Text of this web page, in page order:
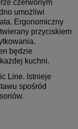
czerwonym
umożliwi
Ergonomiczny
przyciskiem
będzie
kuchni.
Line. Istnieje
spośród